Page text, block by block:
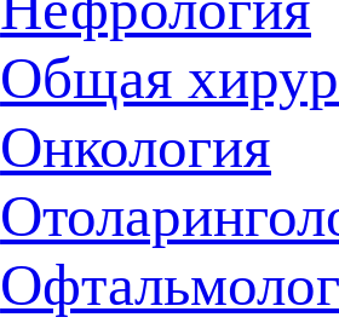
Общая
Онкология